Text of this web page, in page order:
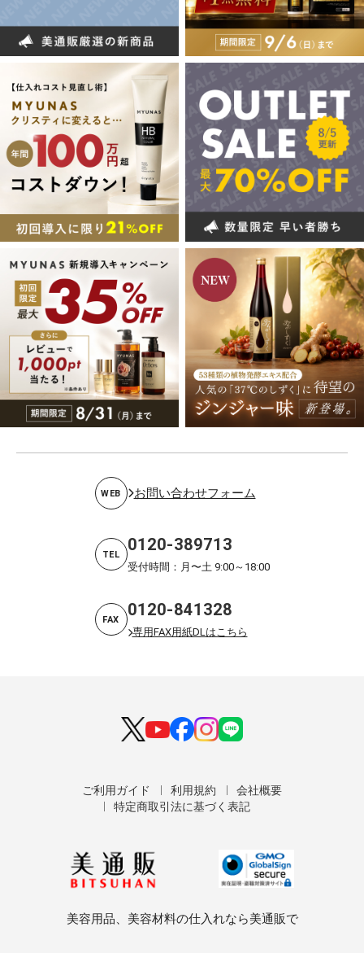
WEB お問い合わせフォーム
TEL 0120-389713
受付時間：月〜土 9:00～18:00
FAX 0120-841328
専用FAX用紙DLはこちら
ご利用ガイド 利用規約
会社概要
特定商取引法に基づく表記
美容用品、美容材料の仕入れなら美通販で